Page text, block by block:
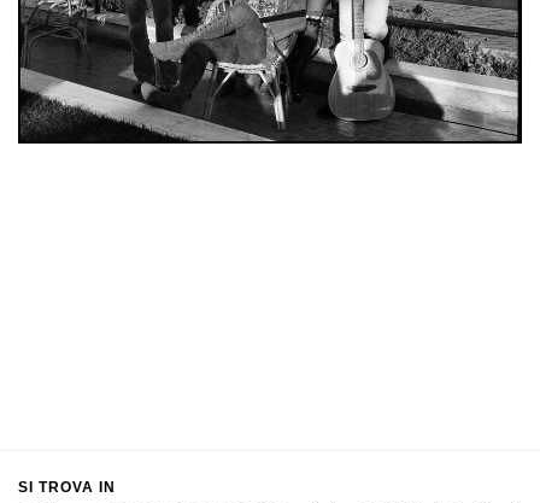
SI TROVA IN